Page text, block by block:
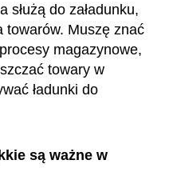
służą do załadunku,
towarów. Muszę znać
magazynowe,
towary w
ładunki do
są ważne w